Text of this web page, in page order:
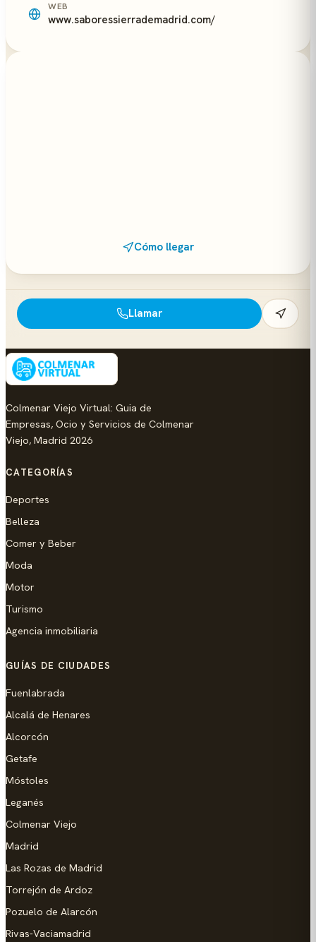
WEB
www.saboressierrademadrid.com/
Cómo llegar
Llamar
Colmenar Viejo Virtual: Guia de
Empresas, Ocio y Servicios de Colmenar
Viejo, Madrid 2026
CATEGORÍAS
Deportes
Belleza
Comer y Beber
Moda
Motor
Turismo
Agencia inmobiliaria
GUÍAS DE CIUDADES
Fuenlabrada
Alcalá de Henares
Alcorcón
Getafe
Móstoles
Leganés
Colmenar Viejo
Madrid
Las Rozas de Madrid
Torrejón de Ardoz
Pozuelo de Alarcón
Rivas-Vaciamadrid